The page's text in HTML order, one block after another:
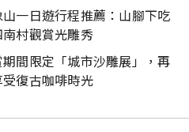
一日遊行程推薦：山腳下吃
村觀賞光雕秀
間限定「城市沙雕展」，再
復古咖啡時光